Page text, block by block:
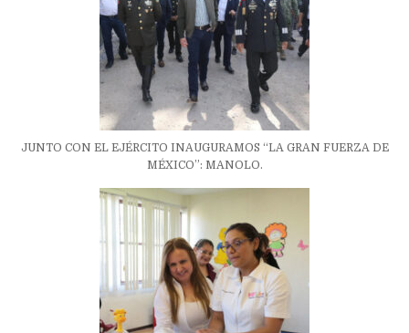
JUNTO CON EL EJÉRCITO INAUGURAMOS “LA GRAN FUERZA DE
MÉXICO”: MANOLO.